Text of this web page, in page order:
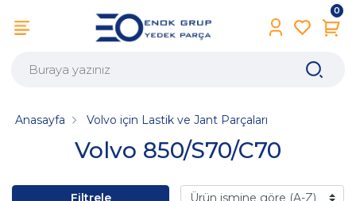
0
Volvo 850/S70/C70
Anasayfa Volvo için Lastik ve Jant Parçaları
Filtrele